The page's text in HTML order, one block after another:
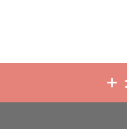
様から企業・業者のかた